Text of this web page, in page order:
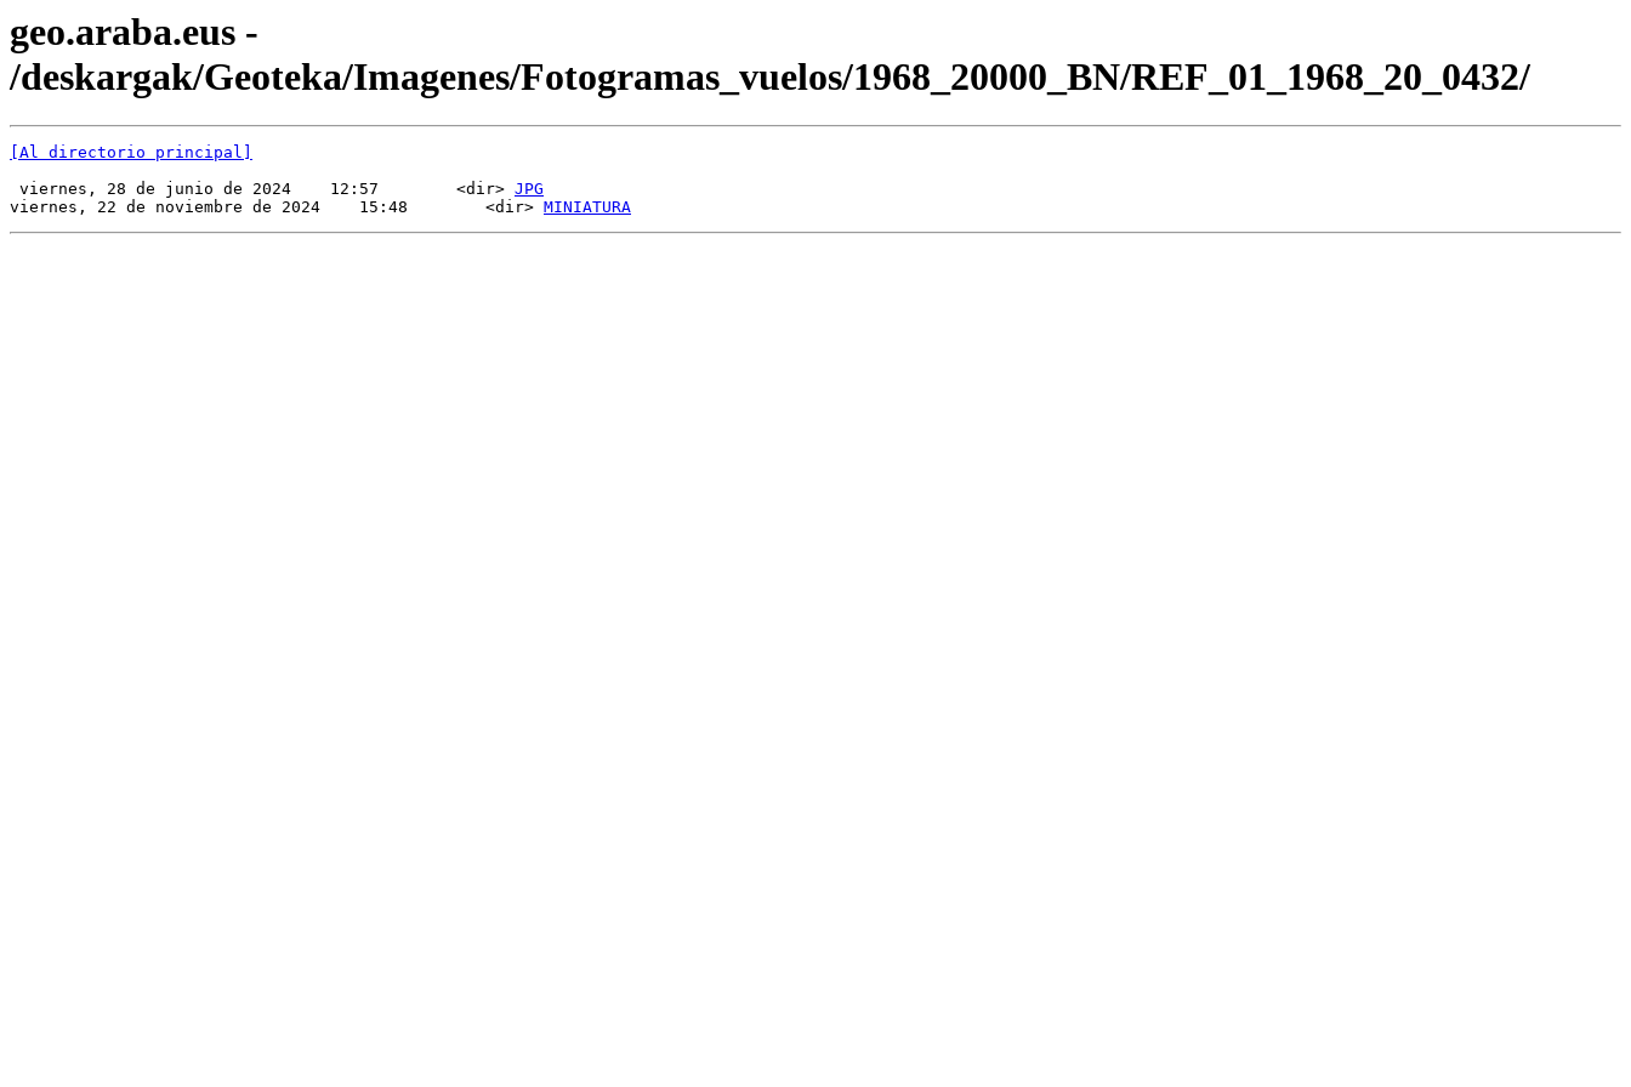
geo.araba.eus -
/deskargak/Geoteka/Imagenes/Fotogramas_vuelos/1968_20000_BN/REF_01_1968_20_0432/
[Al directorio principal]
viernes, 28 de junio de 2024    12:57        <dir> JPG
viernes, 22 de noviembre de 2024    15:48        <dir> MINIATURA